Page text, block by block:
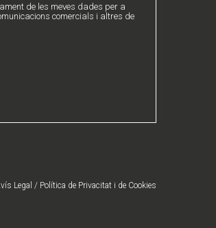
de les meves dades per a
comercials i altres de
Legal / Política de Privacitati de Cookies